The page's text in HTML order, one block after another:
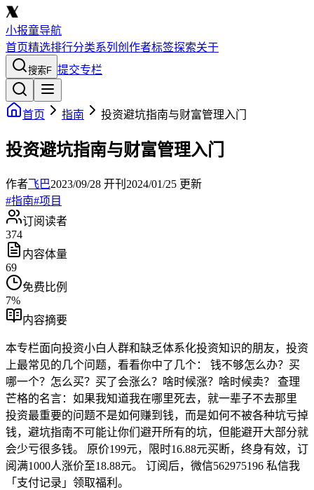
小报童导航
首页精选排行分类系列 创作者标签探索关于
搜索F 提交专栏
首页 指南 投资避坑指南与财富管理入门
投资避坑指南与财富管理入门
作者飞巴2023/09/28 开刊 2024/01/25 更新
#指南#项目
订阅读者
374
内容体量
69
免费比例
7%
内容摘要
本专栏面向投资小白人群和缺乏体系化投资知识的朋友，投资
上最常见的几个问题，看看你中了几个： 钱不够怎么办？买
哪一个？怎么买？买了会涨么？啥时候涨？啥时候卖？ 查理
芒格的名言：如果我知道我在哪里死去，就一辈子不去那里
投资最重要的问题不是如何赚到钱，而是如何不被各种坑亏掉
钱，避坑指南不可能让你们避开所有的坑，但能避开大部分就
会少亏很多钱。 原价199元，限时16.88元买断，终身有效，订
阅满1000人涨价至18.88元。 订阅后，微信562975196 私信我
「支付记录」领取福利。